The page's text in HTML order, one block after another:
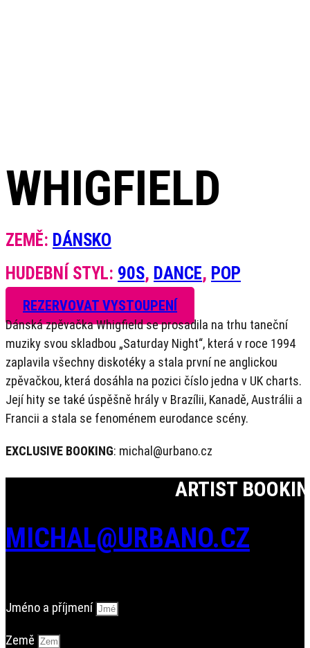
WHIGFIELD
ZEMĚ: DÁNSKO
HUDEBNÍ STYL: 90S, DANCE, POP
REZERVOVAT VYSTOUPENÍ
Dánská zpěvačka Whigfield se prosadila na trhu taneční
muziky svou skladbou „Saturday Night“, která v roce 1994
zaplavila všechny diskotéky a stala první ne anglickou
zpěvačkou, která dosáhla na pozici číslo jedna v UK charts.
Její hity se také úspěšně hrály v Brazílii, Kanadě, Austrálii a
Francii a stala se fenoménem eurodance scény.
EXCLUSIVE BOOKING: michal@urbano.cz
ARTIST
MICHAL@URBANO.CZ
Jméno a příjmení
Země